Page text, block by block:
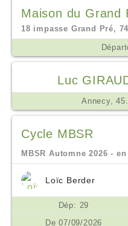
Maison du Grand
18 impasse Grand Pré,
Luc
Annecy,
Cycle MBSR
MBSR Automne 2026 -
Loïc Berder
Dép: 29
De 07/09/2026